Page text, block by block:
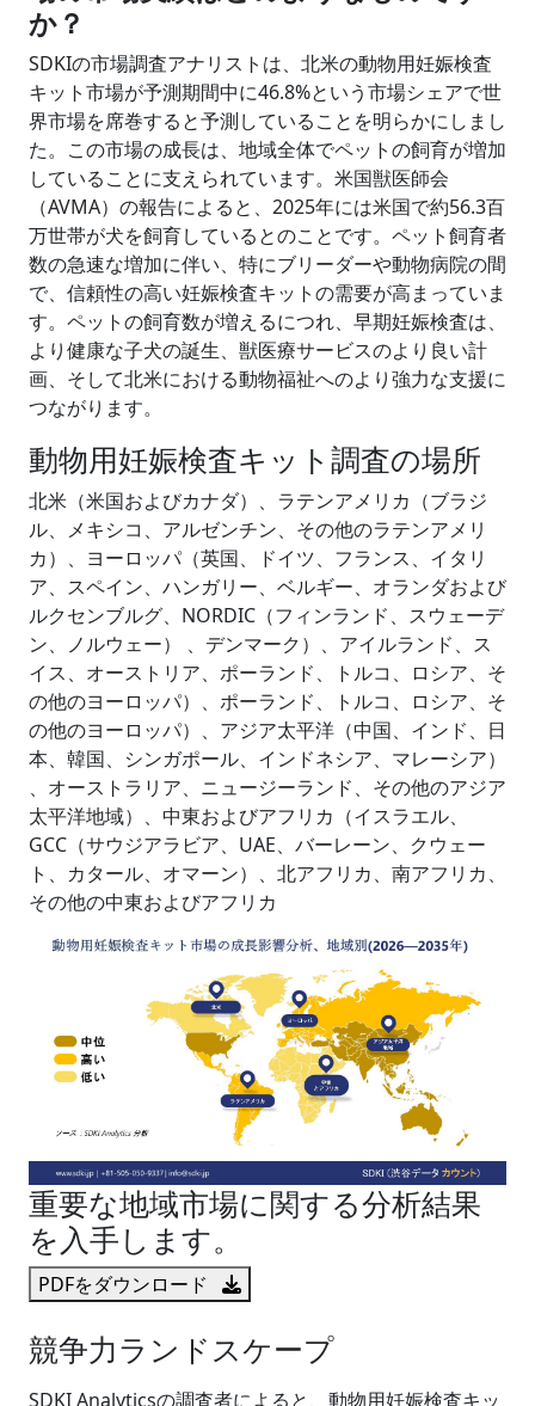
か？
SDKIの市場調査アナリストは、北米の動物用妊娠検査
キット市場が予測期間中に46.8%という市場シェアで世
界市場を席巻すると予測していることを明らかにしまし
た。この市場の成長は、地域全体でペットの飼育が増加
していることに支えられています。米国獣医師会
（AVMA）の報告によると、2025年には米国で約56.3百
万世帯が犬を飼育しているとのことです。ペット飼育者
数の急速な増加に伴い、特にブリーダーや動物病院の間
で、信頼性の高い妊娠検査キットの需要が高まっていま
す。ペットの飼育数が増えるにつれ、早期妊娠検査は、
より健康な子犬の誕生、獣医療サービスのより良い計
画、そして北米における動物福祉へのより強力な支援に
つながります。
動物用妊娠検査キット調査の場所
北米（米国およびカナダ）、ラテンアメリカ（ブラジ
ル、メキシコ、アルゼンチン、その他のラテンアメリ
カ）、ヨーロッパ（英国、ドイツ、フランス、イタリ
ア、スペイン、ハンガリー、ベルギー、オランダおよび
ルクセンブルグ、NORDIC（フィンランド、スウェーデ
ン、ノルウェー） 、デンマーク）、アイルランド、ス
イス、オーストリア、ポーランド、トルコ、ロシア、そ
の他のヨーロッパ）、ポーランド、トルコ、ロシア、そ
の他のヨーロッパ）、アジア太平洋（中国、インド、日
本、韓国、シンガポール、インドネシア、マレーシア）
、オーストラリア、ニュージーランド、その他のアジア
太平洋地域）、中東およびアフリカ（イスラエル、
GCC（サウジアラビア、UAE、バーレーン、クウェー
ト、カタール、オマーン）、北アフリカ、南アフリカ、
その他の中東およびアフリカ
重要な地域市場に関する分析結果
を入手します。
PDFをダウンロード
競争力ランドスケープ
SDKI Analyticsの調査者によると、動物用妊娠検査キッ